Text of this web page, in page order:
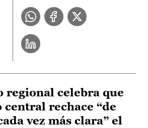
regional celebra que
rechace “de
vez más clara” el